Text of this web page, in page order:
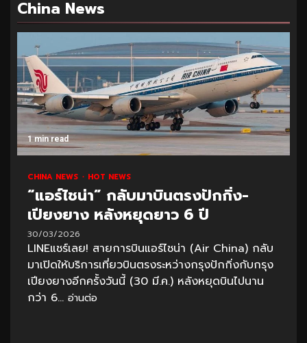
China News
1 min read
CHINA NEWS HOT NEWS
“แอร์ไชน่า” กลับมาบินตรงปักกิ่ง-
เปียงยาง หลังหยุดยาว 6 ปี
30/03/2026
LINEแชร์เลย! สายการบินแอร์ไชน่า (Air China) กลับ
มาเปิดให้บริการเที่ยวบินตรงระหว่างกรุงปักกิ่งกับกรุง
เปียงยางอีกครั้งวันนี้ (30 มี.ค.) หลังหยุดบินไปนาน
กว่า 6... อ่านต่อ